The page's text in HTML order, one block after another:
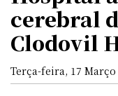
cerebral
Clodovil
Terça-feira, 17 Março